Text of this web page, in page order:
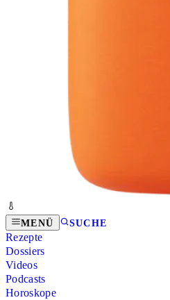
MENÜ SUCHE
Rezepte
Dossiers
Videos
Podcasts
Horoskope